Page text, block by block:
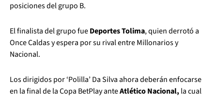
posiciones del grupo B.
El finalista del grupo fueDeportes Tolima, quien derrotó a
Once Caldas y espera por su rival entre Millonarios y
Nacional.
Los dirigidos por ‘Polilla’ Da Silva ahora deberán enfocarse
en la final de la Copa BetPlay anteAtlético Nacional, la cual